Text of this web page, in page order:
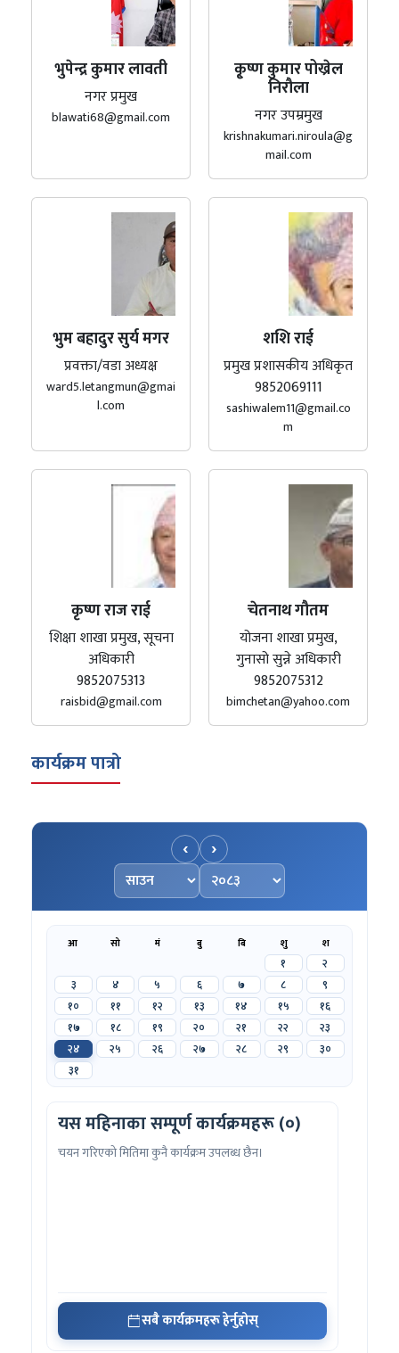
भुपेन्द्र कुमार लावती
नगर प्रमुख
blawati68@gmail.com
कृ्ष्ण कुमार पोख्रेल
निरौला
नगर उपम्रमुख
krishnakumari.niroula@g
mail.com
भुम बहादुर सुर्य मगर
प्रवक्ता/वडा अध्यक्ष
ward5.letangmun@gmai
l.com
शशि राई
प्रमुख प्रशासकीय अधिकृत
9852069111
sashiwalem11@gmail.co
m
कृष्ण राज राई
शिक्षा शाखा प्रमुख, सूचना
अधिकारी
9852075313
raisbid@gmail.com
चेतनाथ गौतम
योजना शाखा प्रमुख,
गुनासो सुन्ने अधिकारी
9852075312
bimchetan@yahoo.com
कार्यक्रम पात्रो
‹
महिना चयन गर्नुहोस्
वर्ष चयन गर्नुहोस्
›
आ सो मं बु बि शु श
१
२
३
४ ५ ६ ७ ८
९
१०
११ १२ १३ १४ १५
१६
१७
१८ १९ २० २१ २२
२३
२४
२५ २६ २७ २८ २९
३०
३१
यस महिनाका सम्पूर्ण कार्यक्रमहरू (०)
चयन गरिएको मितिमा कुनै कार्यक्रम उपलब्ध छैन।
सबै कार्यक्रमहरू हेर्नुहोस्